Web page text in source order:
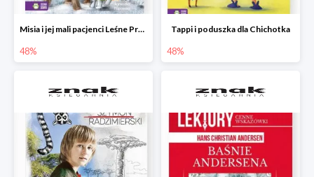
Misia i jej mali pacjenci Leśne Przytulisko
48%
Tappi i poduszka dla Chichotka
48%